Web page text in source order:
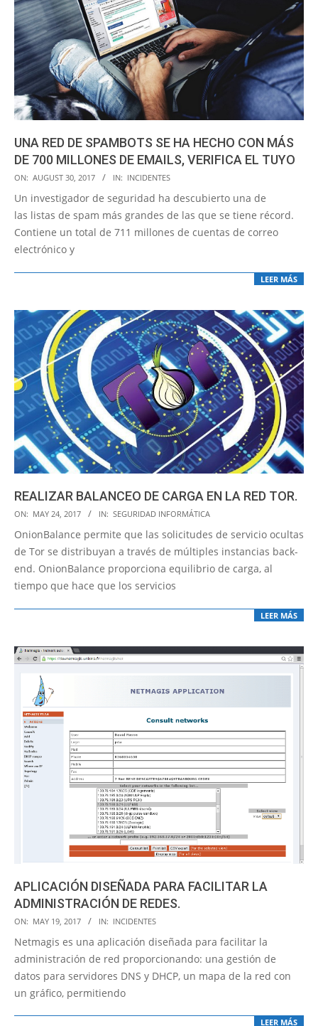
UNA RED DE SPAMBOTS SE HA HECHO CON MÁS
DE 700 MILLONES DE EMAILS, VERIFICA EL TUYO
2017-
08-
30
ON: AUGUST 30, 2017 IN: INCIDENTES
Un investigador de seguridad ha descubierto una de
las listas de spam más grandes de las que se tiene récord.
Contiene un total de 711 millones de cuentas de correo
electrónico y
LEER MÁS
REALIZAR BALANCEO DE CARGA EN LA RED TOR.
2017-
05-
24
ON: MAY 24, 2017 IN: SEGURIDAD INFORMÁTICA
OnionBalance permite que las solicitudes de servicio ocultas
de Tor se distribuyan a través de múltiples instancias back-
end. OnionBalance proporciona equilibrio de carga, al
tiempo que hace que los servicios
LEER MÁS
APLICACIÓN DISEÑADA PARA FACILITAR LA
ADMINISTRACIÓN DE REDES.
2017-
05-
19
ON: MAY 19, 2017 IN: INCIDENTES
Netmagis es una aplicación diseñada para facilitar la
administración de red proporcionando: una gestión de
datos para servidores DNS y DHCP, un mapa de la red con
un gráfico, permitiendo
LEER MÁS